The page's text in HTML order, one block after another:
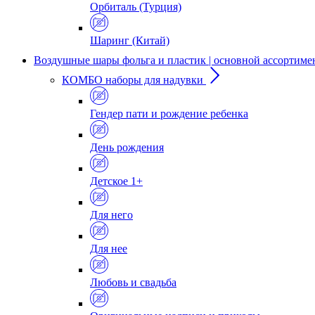
Орбиталь (Турция)
Шаринг (Китай)
Воздушные шары фольга и пластик | основной
КОМБО наборы для надувки
Гендер пати и рождение ребенка
День рождения
Детское 1+
Для него
Для нее
Любовь и свадьба